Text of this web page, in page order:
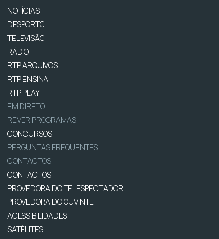
NOTÍCIAS
DESPORTO
TELEVISÃO
RÁDIO
RTP ARQUIVOS
RTP ENSINA
RTP PLAY
EM DIRETO
REVER PROGRAMAS
CONCURSOS
PERGUNTAS FREQUENTES
CONTACTOS
CONTACTOS
PROVEDORA DO TELESPECTADOR
PROVEDORA DO OUVINTE
ACESSIBILIDADES
SATÉLITES